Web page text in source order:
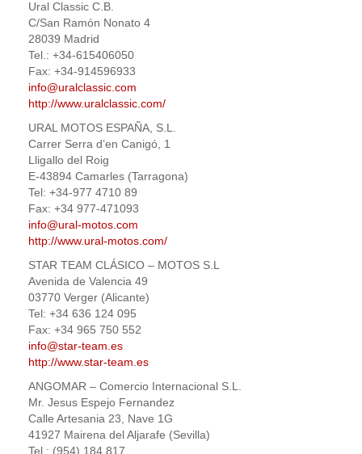
Ural Classic C.B.
C/San Ramón Nonato 4
28039 Madrid
Tel.: +34-615406050
Fax: +34-914596933
info@uralclassic.com
http://www.uralclassic.com/
URAL MOTOS ESPAÑA, S.L.
Carrer Serra d’en Canigó, 1
Lligallo del Roig
E-43894 Camarles (Tarragona)
Tel: +34-977 4710 89
Fax: +34 977-471093
info@ural-motos.com
http://www.ural-motos.com/
STAR TEAM CLÁSICO – MOTOS S.L
Avenida de Valencia 49
03770 Verger (Alicante)
Tel: +34 636 124 095
Fax: +34 965 750 552
info@star-team.es
http://www.star-team.es
ANGOMAR – Comercio Internacional S.L.
Mr. Jesus Espejo Fernandez
Calle Artesania 23, Nave 1G
41927 Mairena del Aljarafe (Sevilla)
Tel.: (954) 184 817